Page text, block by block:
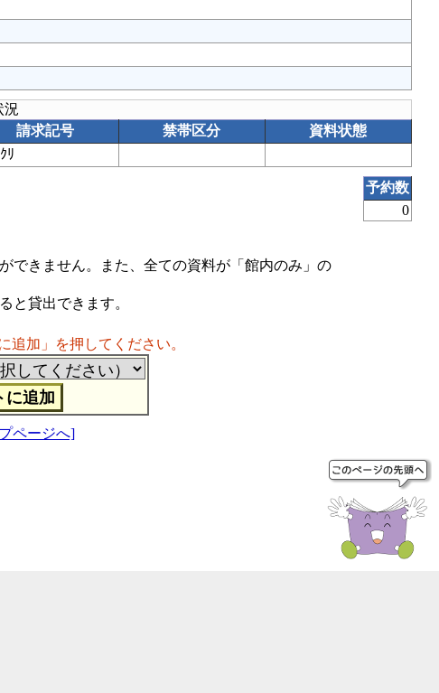
況
請求記号 禁帯区分
資料状態
ﾘ
予約数
0
できません。また、全ての資料が「館内のみ」の
と貸出できます。
追加」を押してください。
ページへ]